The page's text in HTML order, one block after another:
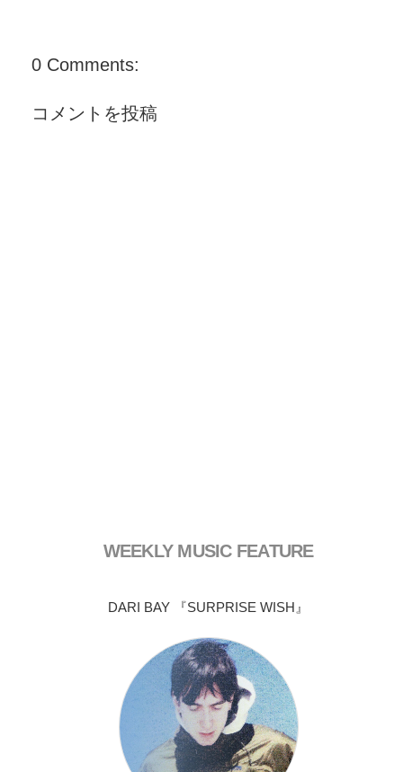
0 Comments:
コメントを投稿
WEEKLY MUSIC FEATURE
DARI BAY 『SURPRISE WISH』